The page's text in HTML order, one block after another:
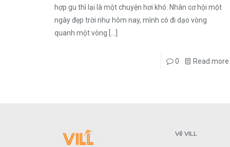
hợp gu thì lại là một chuyện hơi khó. Nhân cơ hội một
ngày đẹp trời như hôm nay, mình có đi dạo vòng
quanh một vòng
0 Read more
Về VILL